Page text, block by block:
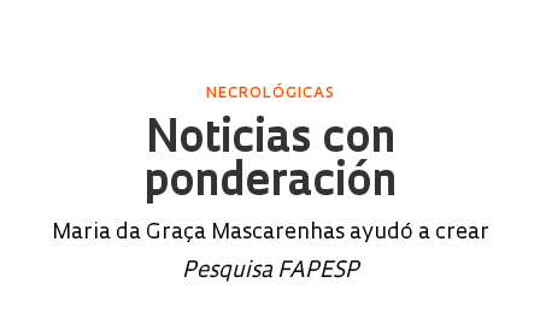
NECROLÓGICAS
Noticias con
ponderación
Maria da Graça Mascarenhas ayudó a crear
Pesquisa FAPESP